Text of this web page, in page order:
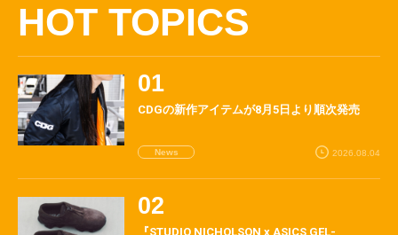
HOT TOPICS
CDGの新作アイテムが8月5日より順次発売
News 2026.08.04
『STUDIO NICHOLSON x ASICS GEL-